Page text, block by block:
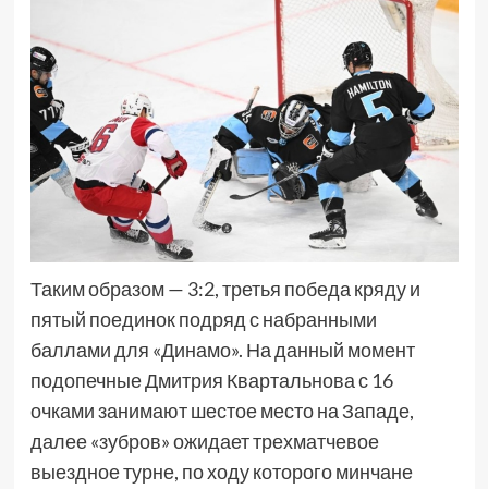
Таким образом — 3:2, третья победа кряду и
пятый поединок подряд с набранными
баллами для «Динамо». На данный момент
подопечные Дмитрия Квартальнова с 16
очками занимают шестое место на Западе,
далее «зубров» ожидает трехматчевое
выездное турне, по ходу которого минчане